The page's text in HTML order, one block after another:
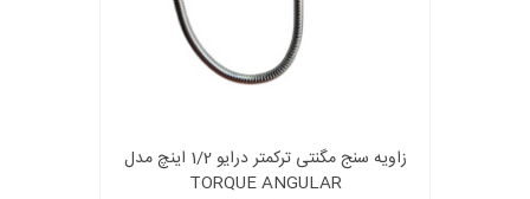
زاویه سنج مگنتی ترکمتر درایو 1/2 اینچ مدل
TORQUE ANGULAR